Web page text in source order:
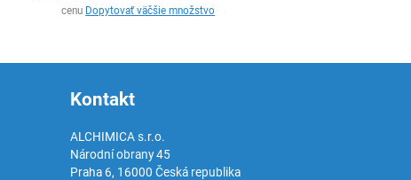
cenu Dopytovať väčšie množstvo
Kontakt
ALCHIMICA s.r.o.
Národní obrany 45
Praha 6, 16000 Česká republika